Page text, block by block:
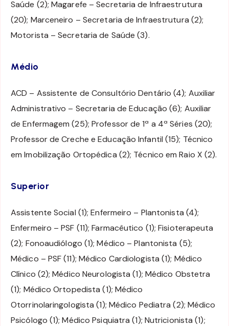
Saúde (2); Magarefe – Secretaria de Infraestrutura
(20); Marceneiro – Secretaria de Infraestrutura (2);
Motorista – Secretaria de Saúde (3).
Médio
ACD – Assistente de Consultório Dentário (4); Auxiliar
Administrativo – Secretaria de Educação (6); Auxiliar
de Enfermagem (25); Professor de 1ª a 4ª Séries (20);
Professor de Creche e Educação Infantil (15); Técnico
em Imobilização Ortopédica (2); Técnico em Raio X (2).
Superior
Assistente Social (1); Enfermeiro – Plantonista (4);
Enfermeiro – PSF (11); Farmacêutico (1); Fisioterapeuta
(2); Fonoaudiólogo (1); Médico – Plantonista (5);
Médico – PSF (11); Médico Cardiologista (1); Médico
Clínico (2); Médico Neurologista (1); Médico Obstetra
(1); Médico Ortopedista (1); Médico
Otorrinolaringologista (1); Médico Pediatra (2); Médico
Psicólogo (1); Médico Psiquiatra (1); Nutricionista (1);